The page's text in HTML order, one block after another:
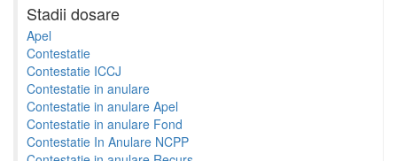
Stadii dosare
Apel
Contestatie
Contestatie ICCJ
Contestatie in anulare
Contestatie in anulare Apel
Contestatie in anulare Fond
Contestatie In Anulare NCPP